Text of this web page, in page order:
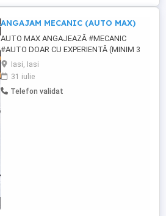
ANGAJAM MECANIC (AUTO MAX)
AUTO MAX ANGAJEAZĂ #MECANIC
#AUTO DOAR CU EXPERIENTĂ (MINIM 3
ANI) SI POSESOR PERMIS CATEGORIA B.
EXPERIENTA PE REPARAȚII CUTII DE
VITEZE AUTOMATE CONSTITUE UN
AVANTAJ! CEREM SI OFERIM MAXIMĂ
Iasi, Iasi
31 iulie
Telefon validat